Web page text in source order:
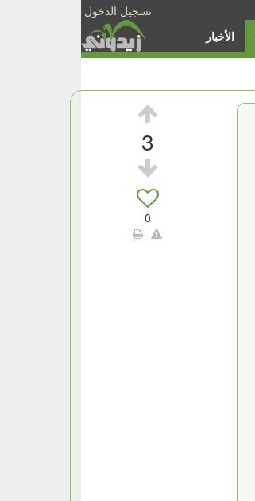
تسجيل الدخول
الأخبار
3
0